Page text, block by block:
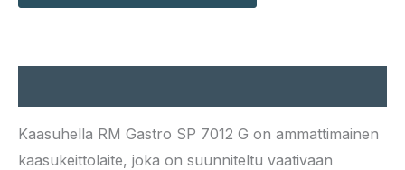
Kaasuhella RM Gastro SP 7012 G on ammattimainen
kaasukeittolaite, joka on suunniteltu vaativaan